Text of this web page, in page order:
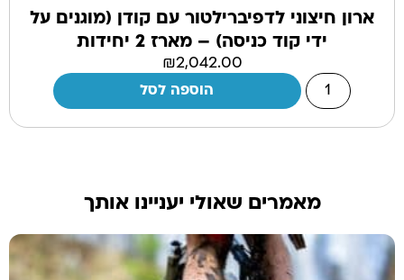
ארון חיצוני לדפיברילטור עם קודן (מוגנים על
ידי קוד כניסה) – מארז 2 יחידות
₪2,042.00
הוספה לסל
מאמרים שאולי יעניינו אותך